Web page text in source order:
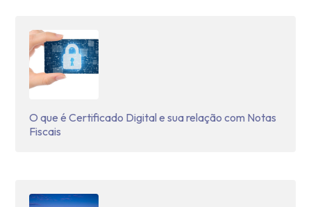
O que é Certificado Digital e sua relação com Notas
Fiscais